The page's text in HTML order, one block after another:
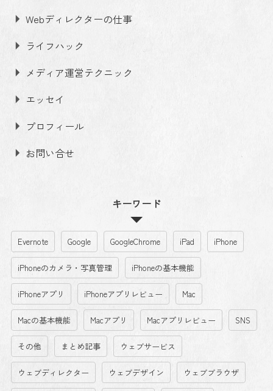
Webディレクターの仕事
ライフハック
メディア運営テクニック
エッセイ
プロフィール
お問い合せ
キーワード
Evernote Google GoogleChrome iPad iPhone
iPhoneのカメラ・写真管理 iPhoneの基本機能
iPhoneアプリ iPhoneアプリレビュー Mac
Macの基本機能 Macアプリ Macアプリレビュー SNS
その他 まとめ記事 ウェブサービス
ウェブディレクター ウェブデザイン ウェブブラウザ